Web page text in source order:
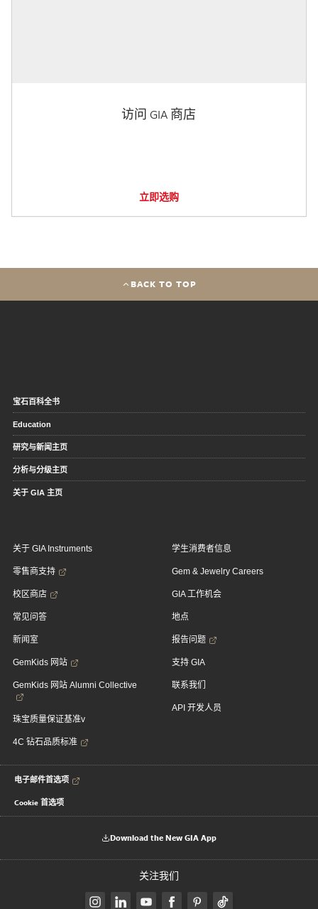
访问 GIA 商店
立即选购
BACK TO TOP
宝石百科全书
Education
研究与新闻主页
分析与分级主页
关于 GIA 主页
关于 GIA Instruments
零售商支持
校区商店
常见问答
新闻室
GemKids 网站
GemKids 网站 Alumni Collective
珠宝质量保证基准v
4C 钻石品质标准
学生消费者信息
Gem & Jewelry Careers
GIA 工作机会
地点
报告问题
支持 GIA
联系我们
API 开发人员
电子邮件首选项
Cookie 首选项
Download the New GIA App
关注我们